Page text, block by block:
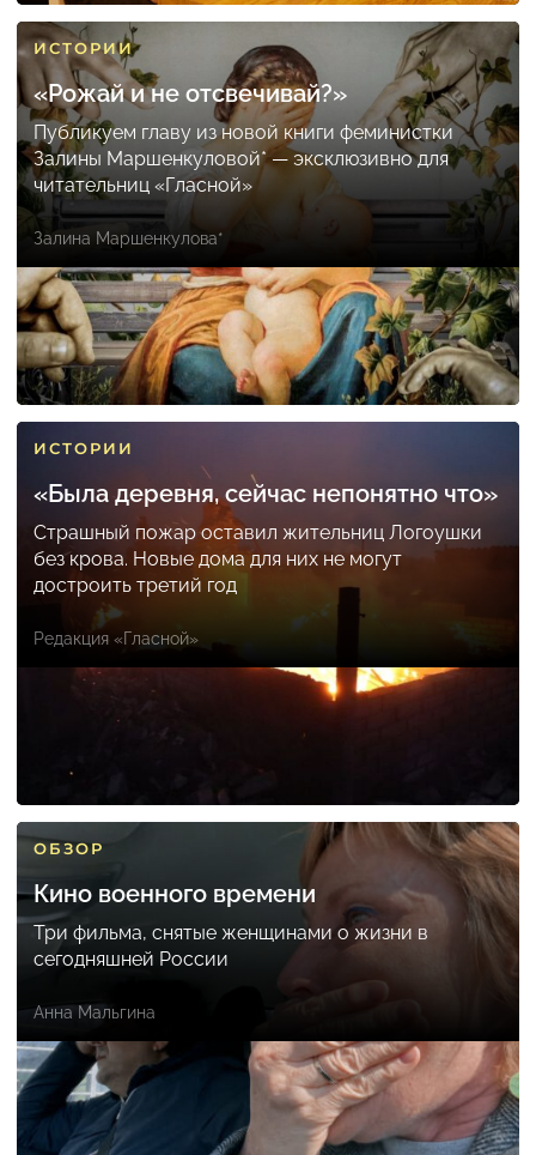
ИСТОРИИ
«Рожай и не отсвечивай?»
Публикуем главу из новой книги феминистки
Залины Маршенкуловой* — эксклюзивно для
читательниц «Гласной»
Залина Маршенкулова*
ИСТОРИИ
«Была деревня, сейчас непонятно что»
Страшный пожар оставил жительниц Логоушки
без крова. Новые дома для них не могут
достроить третий год
Редакция «Гласной»
ОБЗОР
Кино военного времени
Три фильма, снятые женщинами о жизни в
сегодняшней России
Анна Мальгина